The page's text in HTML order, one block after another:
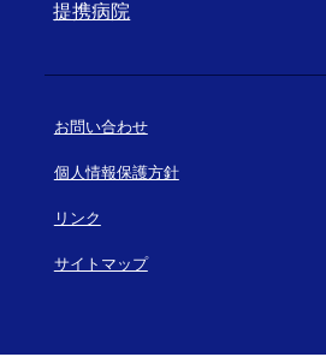
提携病院
お問い合わせ
個人情報保護方針
リンク
サイトマップ